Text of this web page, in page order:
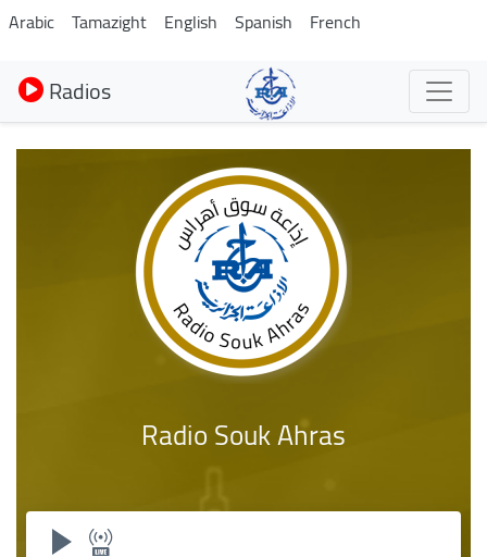
Aller
au
contenu
principal
Arabic Tamazight English Spanish French
Radios
Radio Souk Ahras